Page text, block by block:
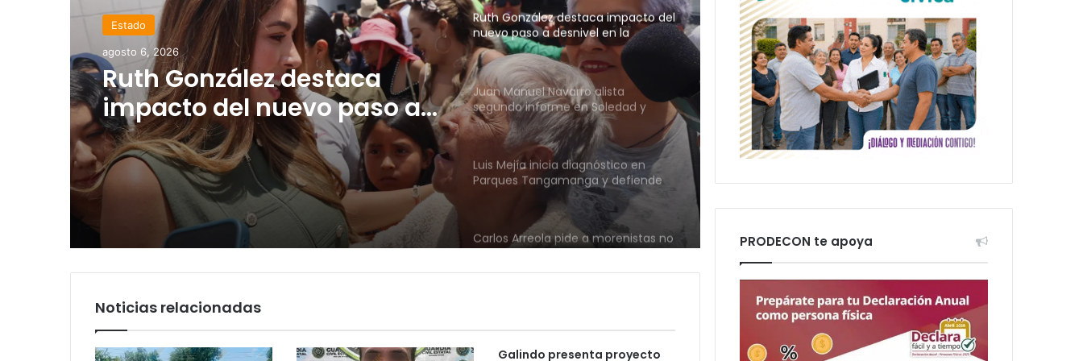
Soledad de Graciano Sánchez
agosto 5, 2026
Juan Manuel Navarro alista
segundo informe en
Soledad y destaca
coordinación con Gobierno
del Estado
Juan Manuel Navarro alista
segundo informe en Soledad y
destaca coordinación con
Gobierno del Estado
Luis Mejía inicia diagnóstico en
Parques Tangamanga y defiende
llegada tras renunciar al PRI
Carlos Arreola pide a morenistas no
adelantarse y denuncia guerra de
bots rumbo a 2027
La Soga al Cuello:El Huasteco
movilidad estatal
Noticias relacionadas
Galindo presenta proyecto
PRODECON te apoya